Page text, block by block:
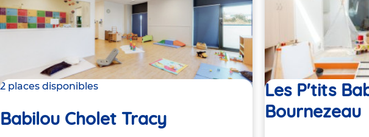
2 places disponibles
Babilou Cholet Tracy
Les P'tits
Bournezeau